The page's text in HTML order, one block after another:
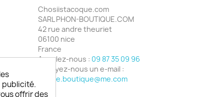
Chosiistacoque.com
SARL PHON-BOUTIQUE.COM
42 rue andre theuriet
06100 nice
France
Appelez-nous : 09 87 35 09 96
Envoyez-nous un e-mail :
phone.boutique@me.com
publicité.
offrir des